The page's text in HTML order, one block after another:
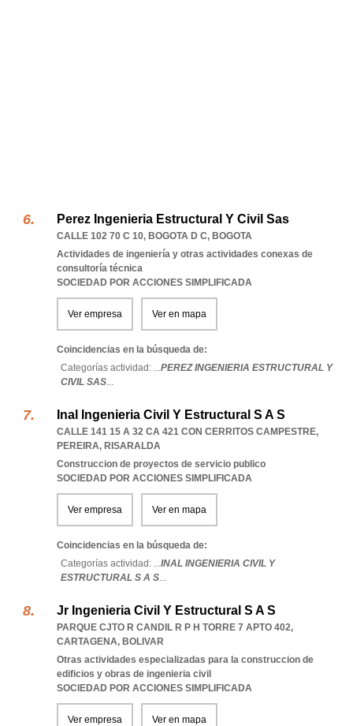
Perez Ingenieria Estructural Y Civil Sas
CALLE 102 70 C 10, BOGOTA D C, BOGOTA
Actividades de ingeniería y otras actividades conexas de
consultoría técnica
SOCIEDAD POR ACCIONES SIMPLIFICADA
Ver empresa Ver en mapa
Coincidencias en la búsqueda de:
Categorías actividad: ...PEREZ INGENIERIA ESTRUCTURAL Y
CIVIL SAS...
Inal Ingenieria Civil Y Estructural S A S
CALLE 141 15 A 32 CA 421 CON CERRITOS CAMPESTRE,
PEREIRA, RISARALDA
Construccion de proyectos de servicio publico
SOCIEDAD POR ACCIONES SIMPLIFICADA
Ver empresa Ver en mapa
Coincidencias en la búsqueda de:
Categorías actividad: ...INAL INGENIERIA CIVIL Y
ESTRUCTURAL S A S...
Jr Ingenieria Civil Y Estructural S A S
PARQUE CJTO R CANDIL R P H TORRE 7 APTO 402,
CARTAGENA, BOLIVAR
Otras actividades especializadas para la construccion de
edificios y obras de ingenieria civil
SOCIEDAD POR ACCIONES SIMPLIFICADA
Ver empresa Ver en mapa